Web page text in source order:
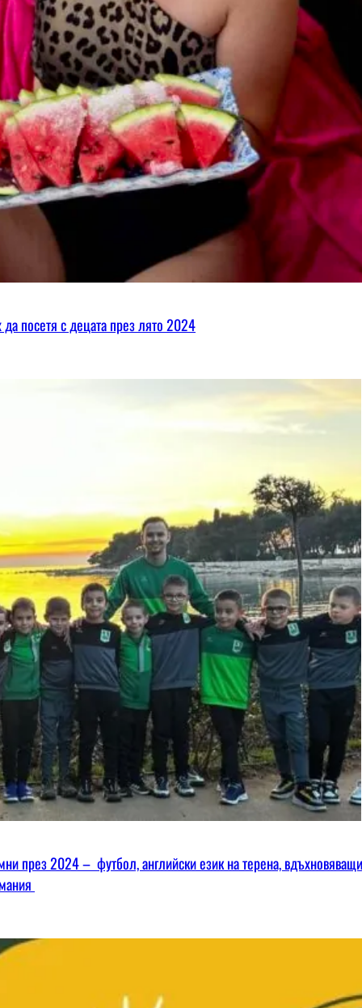
посетя с децата през лято 2024
през 2024 – футбол, английски език на терена,